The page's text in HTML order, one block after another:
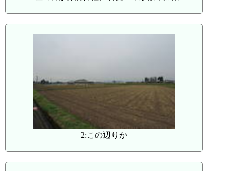
2:この辺りか